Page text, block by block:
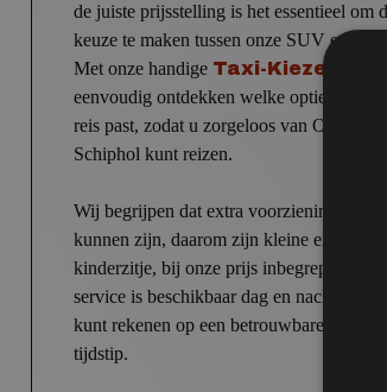
de juiste prijsstelling is het essentieel om
keuze te maken tussen onze SUV en de
Met onze handige Taxi-Kiezer
eenvoudig ontdekken welke optie het
reis past, zodat u zorgeloos van
Schiphol kunt reizen.
Wij begrijpen dat extra voorzieningen
kunnen zijn, daarom zijn kleine extra's,
kinderzitje, bij onze prijs inbegrepen.
service is beschikbaar dag en nacht, zodat
kunt rekenen op een betrouwbare rit,
tijdstip.